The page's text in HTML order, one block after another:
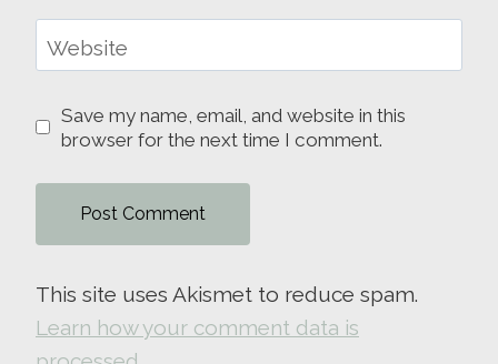
Website
Save my name, email, and website in this
browser for the next time I comment.
This site uses Akismet to reduce spam.
Learn how your comment data is